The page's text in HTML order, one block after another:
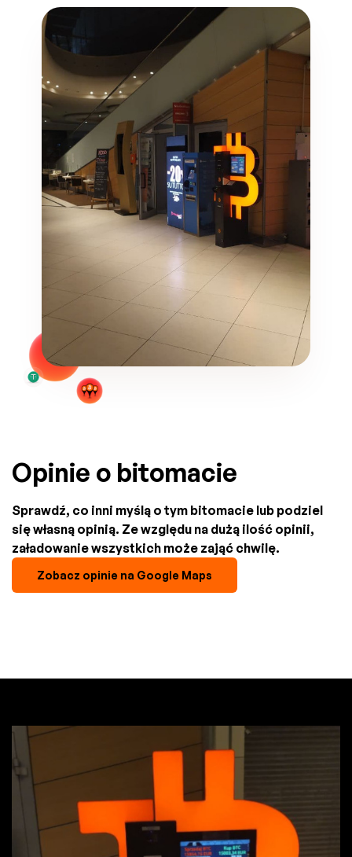
Opinie o bitomacie
Sprawdź, co inni myślą o tym bitomacie lub podziel
się własną opinią. Ze względu na dużą ilość opinii,
załadowanie wszystkich może zająć chwilę.
Zobacz opinie na Google Maps